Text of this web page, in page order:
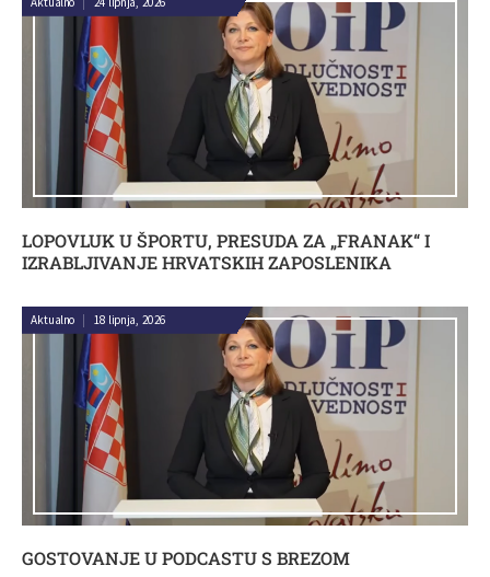
LOPOVLUK U ŠPORTU, PRESUDA ZA „FRANAK“ I
IZRABLJIVANJE HRVATSKIH ZAPOSLENIKA
GOSTOVANJE U PODCASTU S BREZOM
Aktualno | 18 lipnja, 2026